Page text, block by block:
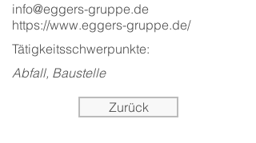
info@eggers-gruppe.de
https://www.eggers-gruppe.de/
Tätigkeitsschwerpunkte:
Abfall, Baustelle
Zurück